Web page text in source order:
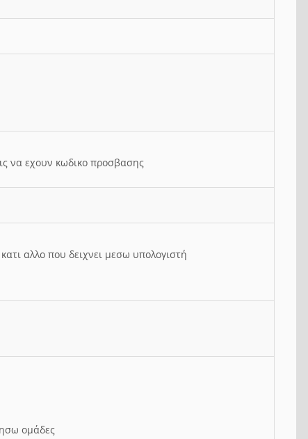
να εχουν κωδικο προσβασης
αλλο που δειχνει μεσω υπολογιστή
ομάδες